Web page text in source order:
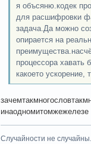
я объсяню.кодек
для расшифровки
задача.Да можно
опирается на
процессора хавать
какоето ускорение,
инаодномитомжежелезе
Случайности не случайны.